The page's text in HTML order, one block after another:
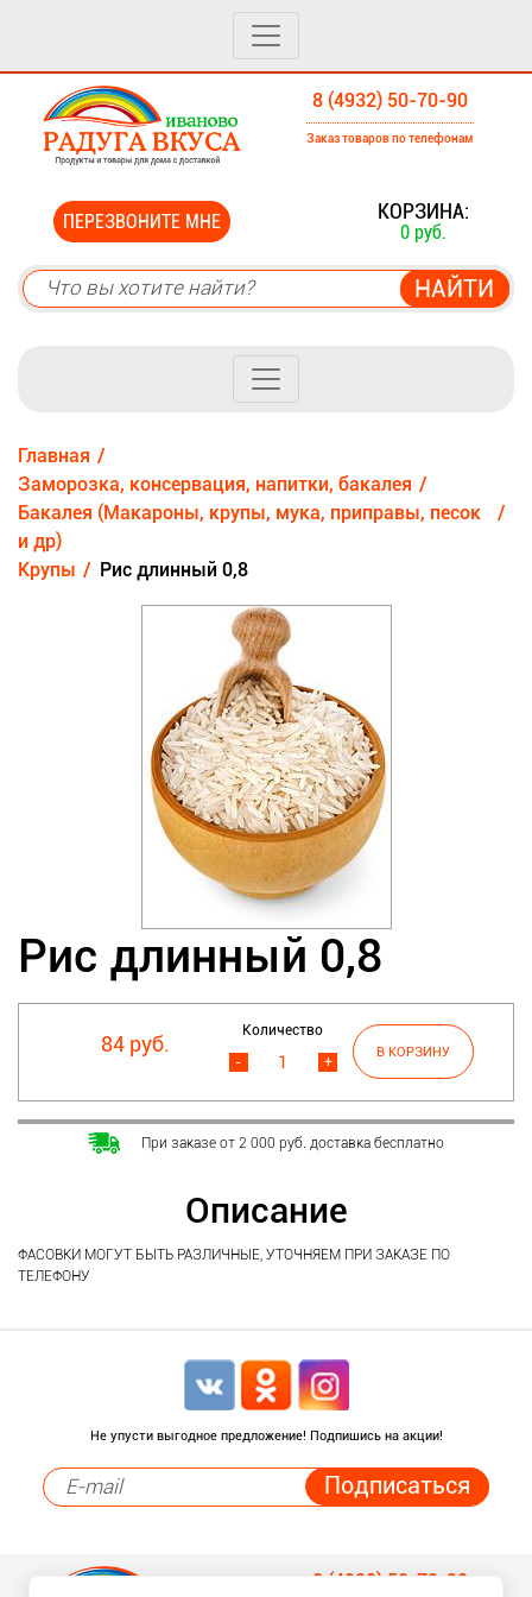
8 (4932) 50-70-90
Заказ товаров по телефонам
ПЕРЕЗВОНИТЕ МНЕ КОРЗИНА:
0 руб.
Главная
Заморозка, консервация, напитки, бакалея
Бакалея (Макароны, крупы, мука, приправы, песок
и др)
Крупы
Рис длинный 0,8
Рис длинный 0,8
84 руб.
Количество
+
-
При заказе от 2 000 руб. доставка бесплатно
Описание
ФАСОВКИ МОГУТ БЫТЬ РАЗЛИЧНЫЕ, УТОЧНЯЕМ ПРИ ЗАКАЗЕ ПО
ТЕЛЕФОНУ
Не упусти выгодное предложение! Подпишись на акции!
8 (4932) 50-70-90